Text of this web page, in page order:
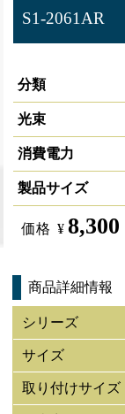
S1-2061AR
分類
光束
消費電力
製品サイズ
価格 ¥ 8,300
商品詳細情報
シリーズ
サイズ
取り付けサイズ